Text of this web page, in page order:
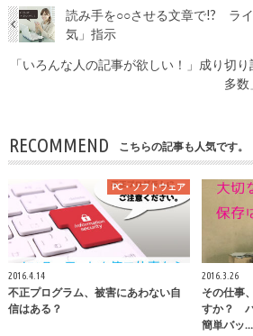
読み手を○○させる文章で!? ラ
気」指示
「いろんな人の記事が欲しい！」成り切
多数
RECOMMEND こちらの記事も人気です。
PC・ソフトウェア
2016.4.14
不正プログラム、被害にあわない自
信はある？
2016.3.26
その仕事
すか？ パ
簡単バッ…